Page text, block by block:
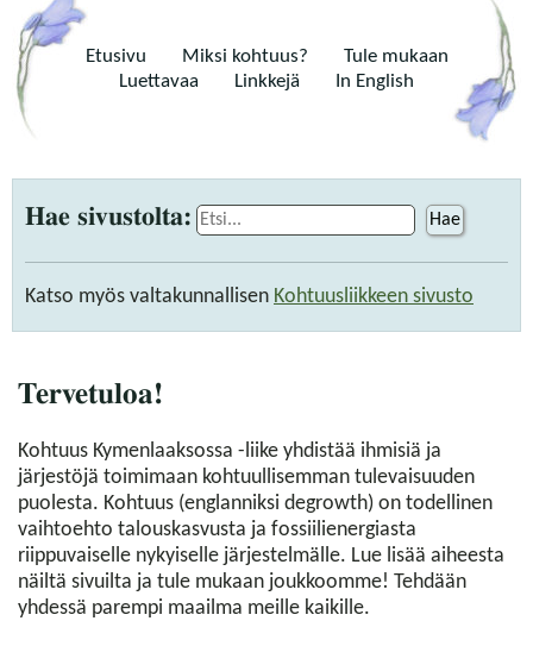
Etusivu Miksi kohtuus?
Tule mukaan
Luettavaa
Linkkejä In English
Hae sivustolta: Hae
Katso myös valtakunnallisen Kohtuusliikkeen sivusto
Tervetuloa!
Kohtuus Kymenlaaksossa -liike yhdistää ihmisiä ja
järjestöjä toimimaan kohtuullisemman tulevaisuuden
puolesta. Kohtuus (englanniksi degrowth) on todellinen
vaihtoehto talouskasvusta ja fossiilienergiasta
riippuvaiselle nykyiselle järjestelmälle. Lue lisää aiheesta
näiltä sivuilta ja tule mukaan joukkoomme! Tehdään
yhdessä parempi maailma meille kaikille.